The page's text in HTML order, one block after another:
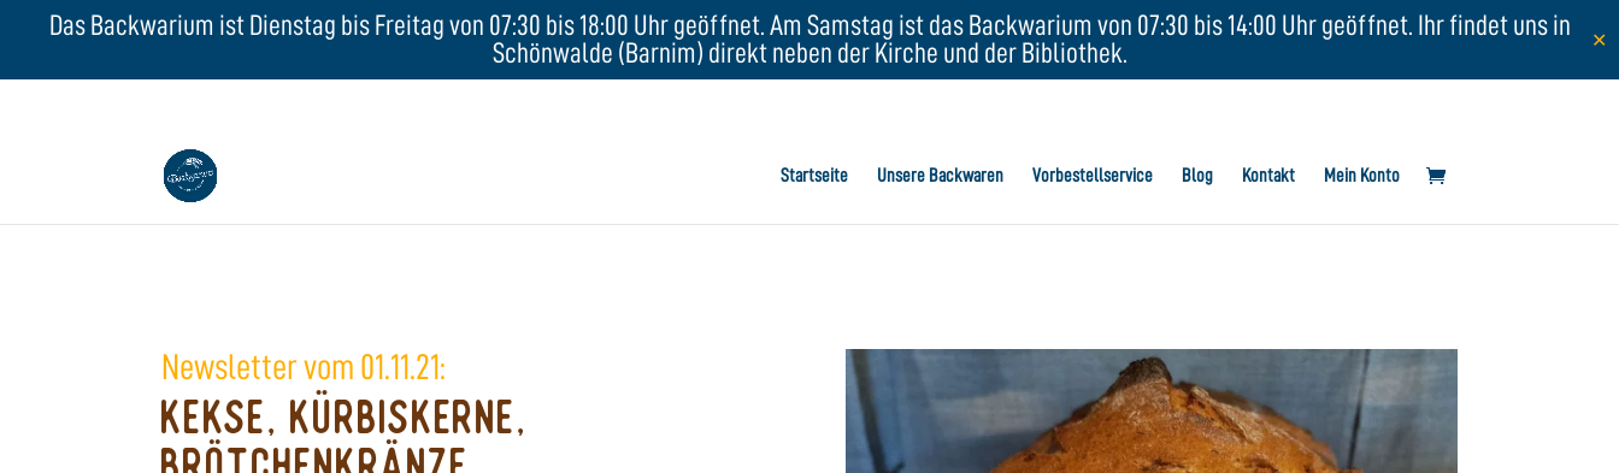
Das Backwarium ist Dienstag bis Freitag von 07:30 bis 18:00 Uhr geöffnet. Am Samstag ist das Backwarium von 07:30 bis 14:00 Uhr geöffnet. Ihr findet uns in
Schönwalde (Barnim) direkt neben der Kirche und der Bibliothek.
✕
Startseite Unsere Backwaren Vorbestellservice Blog Kontakt Mein Konto
Newsletter vom 01.11.21:
Kekse, Kürbiskerne,